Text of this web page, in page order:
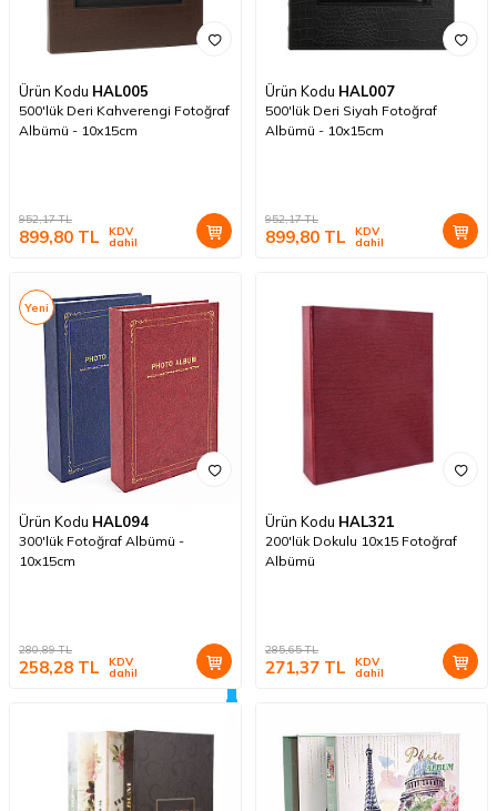
Ürün Kodu HAL005
500'lük Deri Kahverengi Fotoğraf
Albümü - 10x15cm
952,17TL
899,80 TL KDV
dahil
Ürün Kodu HAL007
500'lük Deri Siyah Fotoğraf
Albümü - 10x15cm
952,17TL
899,80 TL KDV
dahil
Yeni
Ürün Kodu HAL094
300'lük Fotoğraf Albümü -
10x15cm
280,89TL
258,28 TL KDV
dahil
Ürün Kodu HAL321
200'lük Dokulu 10x15 Fotoğraf
Albümü
285,65TL
271,37 TL KDV
dahil